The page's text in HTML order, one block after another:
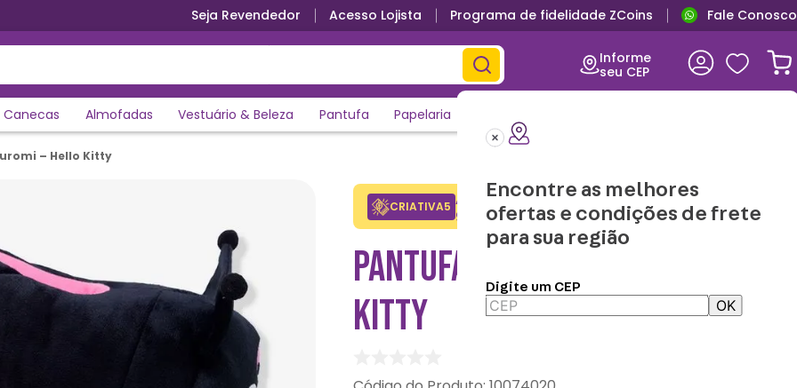
Seja Revendedor Acesso Lojista Programa de fidelidade ZCoins Fale Conosco
Informe
seu CEP
Encontre as melhores
ofertas e condições de frete
para sua região
Digite um CEP
OK
Canecas Almofadas Vestuário & Beleza Pantufa Papelaria
– Hello Kitty
CRIATIVA5 Adicione o cupom no carrinho e
ganhe desconto na 1a compra.
Copiar
PANTUFA 3D KUROMI – HELLO
KITTY